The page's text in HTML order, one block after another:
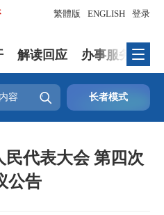
登录
繁體版 ENGLISH
解读回应 办事服务
 长者模式
代表大会 第四次
公告